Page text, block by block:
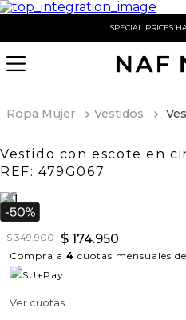
SPECIAL PRICES
Ropa Mujer Vestidos
Vestido con escote en
REF: 479G067
$ 349.900 $ 174.950
Compra a 4 cuotas mensuales de
Ver cuotas ...